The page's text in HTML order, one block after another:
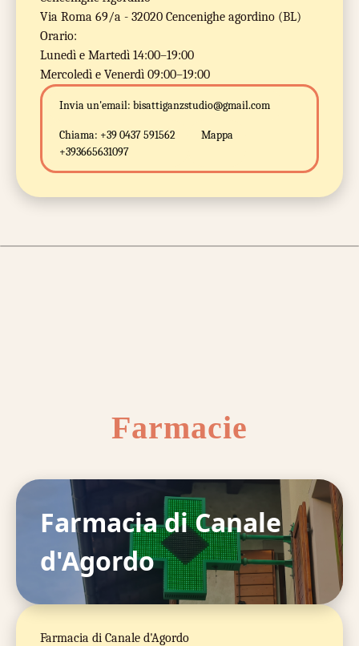
Via Roma 69/a - 32020 Cencenighe agordino (BL)
Orario:
Lunedì e Martedì 14:00–19:00
Mercoledì e Venerdì 09:00–19:00
Invia un'email: bisattiganzstudio@gmail.com
Chiama: +39 0437 591562
+393665631097
Mappa
Farmacie
Farmacia di Canale
d'Agordo
Farmacia di Canale d'Agordo